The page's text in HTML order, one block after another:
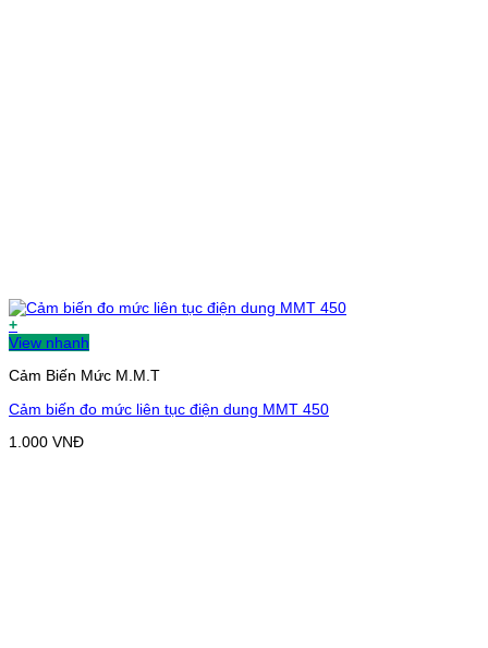
+
View nhanh
Cảm Biến Mức M.M.T
Cảm biến đo mức liên tục điện dung MMT 450
1.000 VNĐ